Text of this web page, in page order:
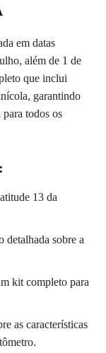
em datas
além de 1 de
que inclui
garantindo
todos os
13 da
detalhada sobre a
kit completo para
as características